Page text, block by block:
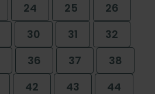
24 25
26
30 31
32
36 37
38
42 43
44